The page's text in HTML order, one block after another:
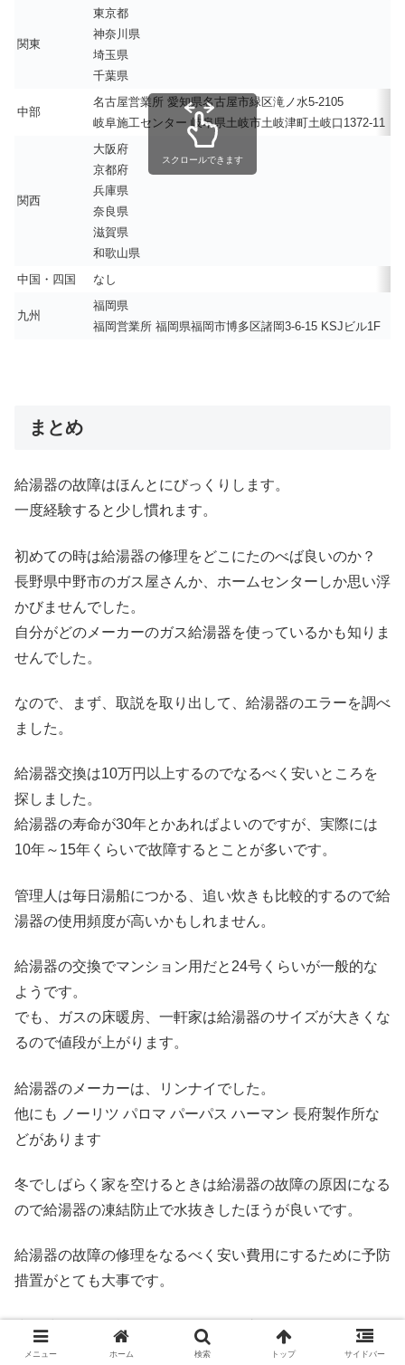
関東
東京都
神奈川県
埼玉県
千葉県
中部
名古屋営業所 愛知県名古屋市緑区滝ノ水5-2105
岐阜施工センター 岐阜県土岐市土岐津町土岐口1372-11
関西
大阪府
京都府
兵庫県
奈良県
滋賀県
和歌山県
中国・四国
なし
九州
福岡県
福岡営業所 福岡県福岡市博多区諸岡3-6-15 KSJビル1F
スクロールできます
まとめ
給湯器の故障はほんとにびっくりします。
一度経験すると少し慣れます。
初めての時は給湯器の修理をどこにたのべば良いのか？
長野県中野市のガス屋さんか、ホームセンターしか思い浮
かびませんでした。
自分がどのメーカーのガス給湯器を使っているかも知りま
せんでした。
なので、まず、取説を取り出して、給湯器のエラーを調べ
ました。
給湯器交換は10万円以上するのでなるべく安いところを
探しました。
給湯器の寿命が30年とかあればよいのですが、実際には
10年～15年くらいで故障するとことが多いです。
管理人は毎日湯船につかる、追い炊きも比較的するので給
湯器の使用頻度が高いかもしれません。
給湯器の交換でマンション用だと24号くらいが一般的な
ようです。
でも、ガスの床暖房、一軒家は給湯器のサイズが大きくな
るので値段が上がります。
給湯器のメーカーは、リンナイでした。
他にも ノーリツ パロマ パーパス ハーマン 長府製作所な
どがあります
冬でしばらく家を空けるときは給湯器の故障の原因になる
ので給湯器の凍結防止で水抜きしたほうが良いです。
給湯器の故障の修理をなるべく安い費用にするために予防
措置がとても大事です。
少し時間的に余裕があるなら給湯器交換でホームセンター
で下調べするのもおすすめです。
メニュー ホーム 検索 トップ サイドバー